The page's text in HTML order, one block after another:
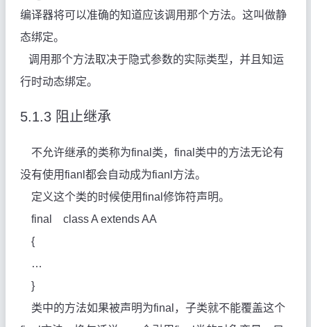
编译器将可以准确的知道应该调用那个方法。这叫做静
态绑定。
调用那个方法取决于隐式参数的实际类型，并且知运
行时动态绑定。
5.1.3 阻止继承
不允许继承的类称为final类，final类中的方法无论有
没有使用fianl都会自动成为fianl方法。
定义这个类的时候使用final修饰符声明。
final
class A extends AA
{
…
}
类中的方法如果被声明为final，子类就不能覆盖这个